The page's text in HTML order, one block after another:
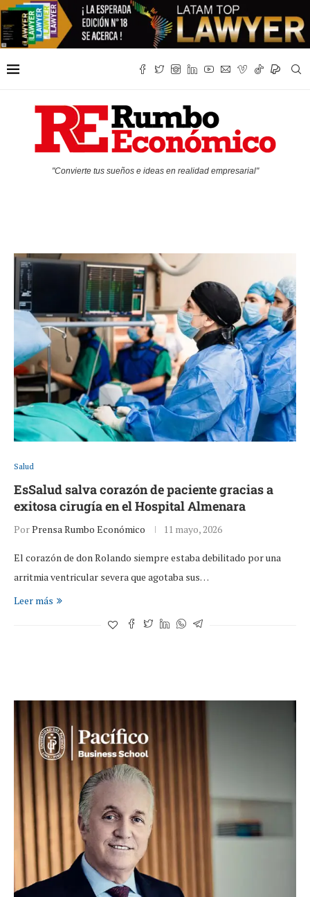
"Convierte tus sueños e ideas en realidad empresarial"
Salud
EsSalud salva corazón de paciente gracias a
exitosa cirugía en el Hospital Almenara
PorPrensa Rumbo Económico 11 mayo, 2026
El corazón de don Rolando siempre estaba debilitado por una
arritmia ventricular severa que agotaba sus…
Leer más